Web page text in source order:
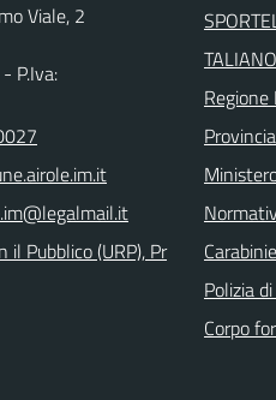
Viale, 2
P.Iva:
il Pubblico (URP), Pr
TALIANO
Regione
Polizia
Corpo